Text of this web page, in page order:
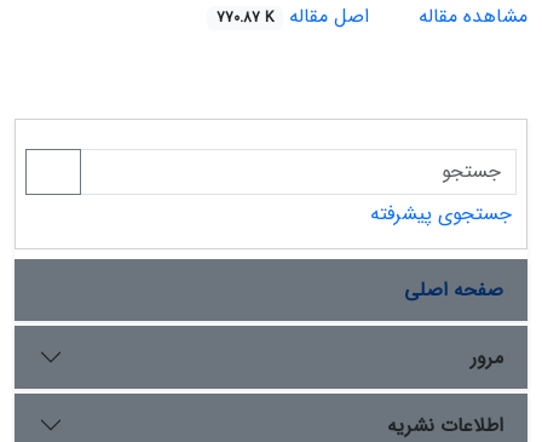
مشاهده مقاله
اصل مقاله 770.87 K
جستجوی پیشرفته
صفحه اصلی
مرور
اطلاعات نشریه